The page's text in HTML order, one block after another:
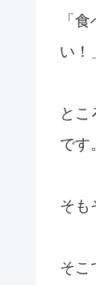
「
い！
とこ
です
そも
そこ